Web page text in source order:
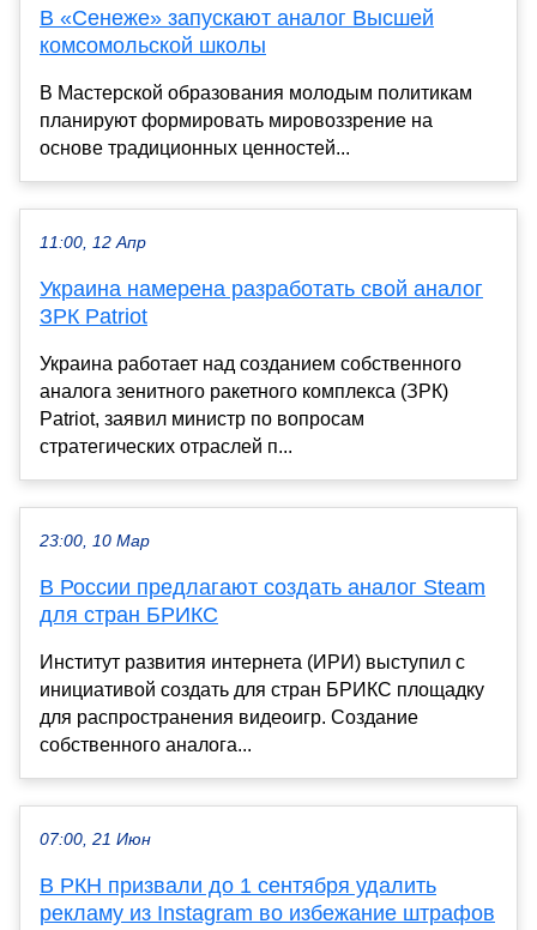
В «Сенеже» запускают аналог Высшей
комсомольской школы
В Мастерской образования молодым политикам
планируют формировать мировоззрение на
основе традиционных ценностей...
11:00, 12 Апр
Украина намерена разработать свой аналог
ЗРК Patriot
Украина работает над созданием собственного
аналога зенитного ракетного комплекса (ЗРК)
Patriot, заявил министр по вопросам
стратегических отраслей п...
23:00, 10 Мар
В России предлагают создать аналог Steam
для стран БРИКС
Институт развития интернета (ИРИ) выступил с
инициативой создать для стран БРИКС площадку
для распространения видеоигр. Создание
собственного аналога...
07:00, 21 Июн
В РКН призвали до 1 сентября удалить
рекламу из Instagram во избежание штрафов